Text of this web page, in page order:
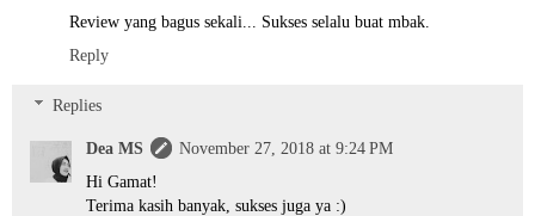
Review yang bagus sekali... Sukses selalu buat mbak.
Reply
Replies
Dea MS
November 27, 2018 at 9:24 PM
Hi Gamat!
Terima kasih banyak, sukses juga ya :)